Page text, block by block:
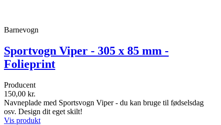
Barnevogn
Sportvogn Viper - 305 x 85 mm -
Folieprint
Producent
150,00 kr.
Navneplade med Sportsvogn Viper - du kan bruge til fødselsdag
osv. Design dit eget skilt!
Vis produkt